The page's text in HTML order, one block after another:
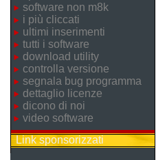
software non m8k
i più cliccati
ultimi inserimenti
tutti i software
download utility
controlla versione
segnala bug programma
dettaglio licenze
dicono di noi
video software
Link sponsorizzati